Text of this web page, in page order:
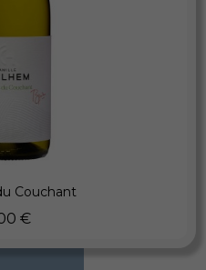
rapide
Couchant
€